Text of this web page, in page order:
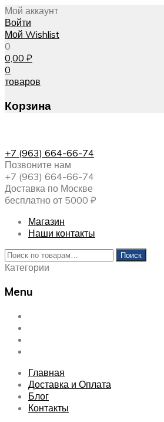
Мой аккаунт
Войти
Мой Wishlist
0
0,00 ₽
0
товаров
Корзина
+7 (963) 664-66-74
Позвоните нам
+7 (963) 664-66-74
Доставка по Москве
бесплатно от 5000 ₽
Магазин
Наши контакты
Искать:
Поиск
Категории
Menu
Skip
content
Главная
Доставка и Оплата
Блог
Контакты